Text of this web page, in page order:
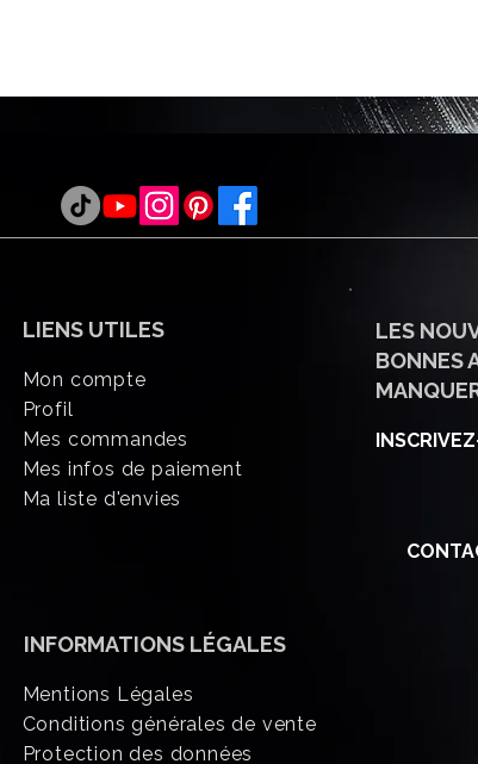
LIENS UTILES
Mon compte
Profil
Mes commandes
Mes infos de paiement
Ma liste d'envies
INFORMATIONSLÉGALES
Mentions Légales
Conditions générales de vente
Protection des données
LES
BONNES